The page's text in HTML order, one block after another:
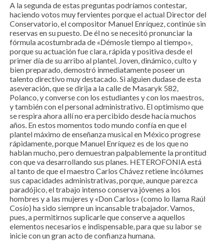
A la segunda de estas preguntas podríamos contestar,
haciendo votos muy fervientes porque el actual Director del
Conservatorio, el compositor Manuel Enríquez, continúe sin
reservas en su puesto. De él no se necesitó pronunciar la
fórmula acostumbrada de «Démosle tiempo al tiempo»,
porque su actuación fue clara, rápida y positiva desde el
primer día de su arribo al plantel. Joven, dinámico, culto y
bien preparado, demostró inmediatamente poseer un
talento directivo muy destacado. Si alguien dudase de esta
aseveración, que se dirija a la calle de Masaryk 582,
Polanco, y converse con los estudiantes y con los maestros,
y también con el personal administrativo. El optimismo que
se respira ahora allí no era percibido desde hacía muchos
años. En estos momentos todo mundo confía en que el
plantel máximo de enseñanza musical en México progrese
rápidamente, porque Manuel Enríquez es de los que no
hablan mucho, pero demuestran palpablemente la prontitud
con que va desarrollando sus planes. HETEROFONIA está
al tanto de que el maestro Carlos Chávez retiene incólumes
sus capacidades administrativas, porque, aunque parezca
paradójico, el trabajo intenso conserva jóvenes a los
hombres y a las mujeres y «Don Carlos» (como lo llama Raúl
Cosío) ha sido siempre un incansable trabajador. Vamos,
pues, a permitirnos suplicarle que conserve a aquellos
elementos necesarios e indispensable, para que su labor se
inicie con un gran acto de confianza humana.